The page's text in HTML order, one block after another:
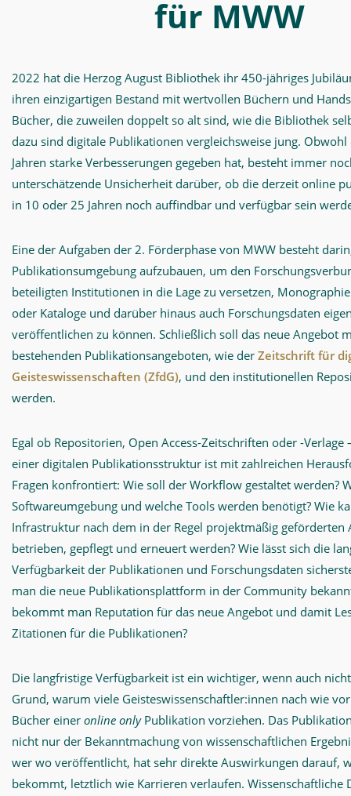
für MWW
2022 hat die Herzog August Bibliothek ihr 450-jähriges
ihren einzigartigen Bestand mit wertvollen Büchern und
Bücher, die zuweilen doppelt so alt sind, wie die Bibliothek
dazu sind digitale Publikationen vergleichsweise jung. Obwohl
Jahren starke Verbesserungen gegeben hat, besteht immer
unterschätzende Unsicherheit darüber, ob die derzeit online
in 10 oder 25 Jahren noch auffindbar und verfügbar sein
Eine der Aufgaben der 2. Förderphase von MWW besteht
Publikationsumgebung aufzubauen, um den
beteiligten Institutionen in die Lage zu versetzen,
oder Kataloge und darüber hinaus auch Forschungsdaten
veröffentlichen zu können. Schließlich soll das neue Angebot
bestehenden Publikationsangeboten, wie der Zeitschrift für
Geisteswissenschaften (ZfdG), und den institutionellen
werden.
Egal ob Repositorien, Open Access-Zeitschriften oder -Verlage
einer digitalen Publikationsstruktur ist mit zahlreichen
Fragen konfrontiert: Wie soll der Workflow gestaltet werden?
Softwareumgebung und welche Tools werden benötigt? Wie
Infrastruktur nach dem in der Regel projektmäßig geförderten
betrieben, gepflegt und erneuert werden? Wie lässt sich die
Verfügbarkeit der Publikationen und Forschungsdaten
man die neue Publikationsplattform in der Community
bekommt man Reputation für das neue Angebot und damit
Zitationen für die Publikationen?
Die langfristige Verfügbarkeit ist ein wichtiger, wenn auch
Grund, warum viele Geisteswissenschaftler:innen nach wie
Bücher einer online onlyPublikation vorziehen. Das
nicht nur der Bekanntmachung von wissenschaftlichen
wer wo veröffentlicht, hat sehr direkte Auswirkungen darauf,
bekommt, letztlich wie Karrieren verlaufen. Wissenschaftliche